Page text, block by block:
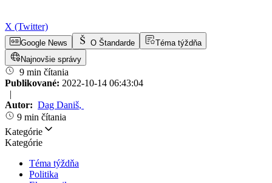
X (Twitter)
Google News O Štandarde
Téma týždňa
Najnovšie správy
9 min čítania
Publikované: 2022-10-14 06:43:04
|
Autor: Dag Daniš,
9 min čítania
Kategórie
Kategórie
Téma týždňa
Politika